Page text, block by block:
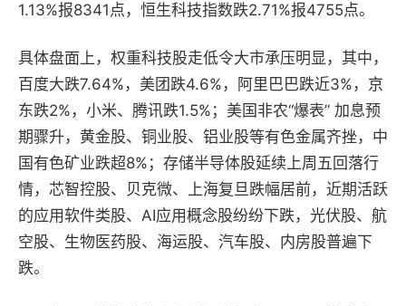
1.13%报8341点，恒生科技指数跌2.71%报4755点。
具体盘面上，权重科技股走低令大市承压明显，其中，
百度大跌7.64%，美团跌4.6%，阿里巴巴跌近3%，京
东跌2%，小米、腾讯跌1.5%；美国非农“爆表” 加息预
期骤升，黄金股、铜业股、铝业股等有色金属齐挫，中
国有色矿业跌超8%；存储半导体股延续上周五回落行
情，芯智控股、贝克微、上海复旦跌幅居前，近期活跃
的应用软件类股、AI应用概念股纷纷下跌，光伏股、航
空股、生物医药股、海运股、汽车股、内房股普遍下
跌。